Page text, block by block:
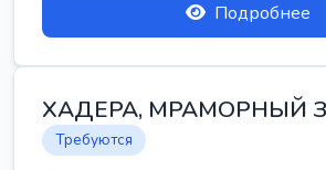
Подробнее
ХАДЕРА, МРАМОРНЫЙ
Требуются